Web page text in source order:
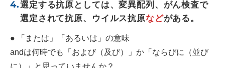
選定する抗原としては、変異配列、がん検査で
選定されて抗原、ウイルス抗原などがある。
● 「または」「あるいは」の意味
andは何時でも「および（及び）」か「ならびに（並び